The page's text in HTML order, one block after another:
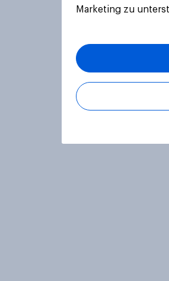
Marketing zu